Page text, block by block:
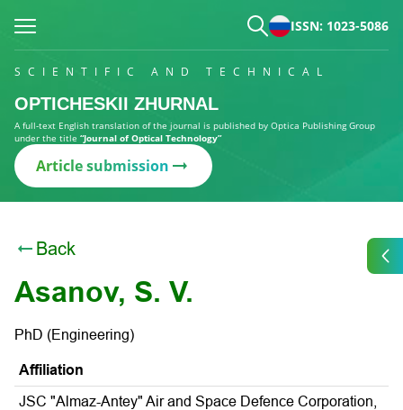
ISSN: 1023-5086
SCIENTIFIC AND TECHNICAL
OPTICHESKII ZHURNAL
A full-text English translation of the journal is published by Optica Publishing Group
under the title “Journal of Optical Technology”
Article submission
Back
Asanov, S. V.
PhD (Engineering)
Affiliation
JSC "Almaz-Antey" Air and Space Defence Corporation,